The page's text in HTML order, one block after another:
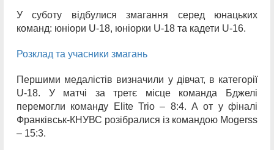
У суботу відбулися змагання серед юнацьких
команд: юніори U-18, юніорки U-18 та кадети U-16.
Розклад та учасники змагань
Першими медалістів визначили у дівчат, в категорії
U-18. У матчі за третє місце команда Бджелі
перемогли команду Elite Trio – 8:4. А от у фіналі
Франківськ-КНУВС розібралися із командою Mogerss
– 15:3.